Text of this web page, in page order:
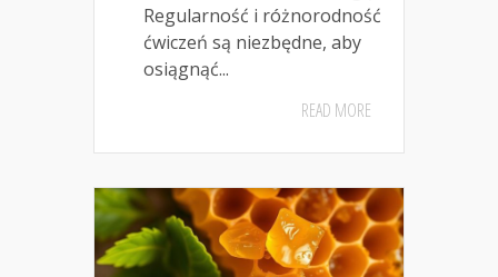
Regularność i różnorodność
ćwiczeń są niezbędne, aby
osiągnąć...
READ MORE